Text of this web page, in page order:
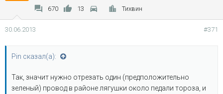
670 13 Тихвин
30.06.2013 #371
Pin сказал(а):
Так, значит нужно отрезать один (предположительно
зеленый) провод в районе лягушки около педали тороза, и